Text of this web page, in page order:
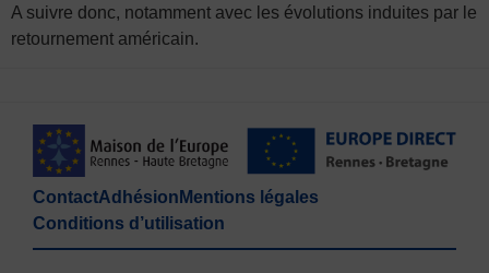
A suivre donc, notamment avec les évolutions induites par le
retournement américain.
ContactAdhésion Mentions légales
Conditions d’utilisation